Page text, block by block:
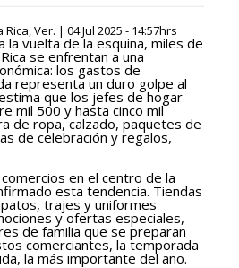
Ver. | 04 Jul 2025 - 14:57hrs
la vuelta de la esquina, miles de
se enfrentan a una
los gastos de
representa un duro golpe al
que los jefes de hogar
mil 500 y hasta cinco mil
de ropa, calzado, paquetes de
de celebración y regalos,
en el centro de la
esta tendencia. Tiendas
trajes y uniformes
y ofertas especiales,
de familia que se preparan
comerciantes, la temporada
la más importante del año.